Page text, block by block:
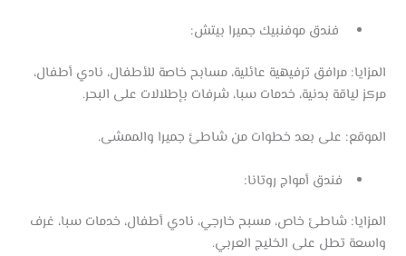
فندق موفنبيك جميرا بيتش:
المزايا: مرافق ترفيهية عائلية، مسابح خاصة للأطفال، نادي أطفال،
مركز لياقة بدنية، خدمات سبا، شرفات بإطلالات على البحر.
الموقع: على بعد خطوات من شاطئ جميرا والممشى.
فندق أمواج روتانا:
المزايا: شاطئ خاص، مسبح خارجي، نادي أطفال، خدمات سبا، غرف
واسعة تطل على الخليج العربي.